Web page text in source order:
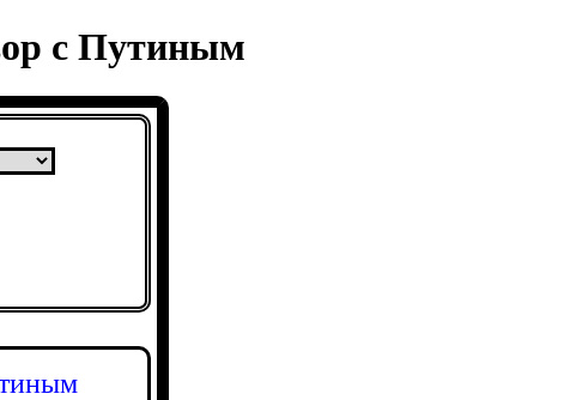
с Путиным